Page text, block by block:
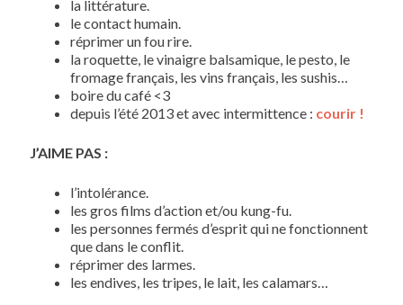
la littérature.
le contact humain.
réprimer un fou rire.
la roquette, le vinaigre balsamique, le pesto, le
fromage français, les vins français, les sushis…
boire du café <3
depuis l’été 2013 et avec intermittence : courir !
J’AIME PAS :
l’intolérance.
les gros films d’action et/ou kung-fu.
les personnes fermés d’esprit qui ne fonctionnent
que dans le conflit.
réprimer des larmes.
les endives, les tripes, le lait, les calamars…